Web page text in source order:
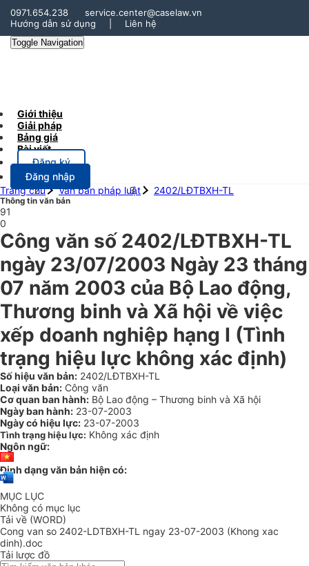
0971.654.238
service.center@caselaw.vn
Hướng dẫn sử dụng
Liên hệ
Toggle Navigation
Giới thiệu
Giải pháp
Bảng giá
Bài viết
Đăng ký
Đăng nhập
Trang chủ
Văn bản pháp luật 2402/LĐTBXH-TL
Thông tin văn bản
91
0
Công văn số 2402/LĐTBXH-TL
ngày 23/07/2003 Ngày 23 tháng
07 năm 2003 của Bộ Lao động,
Thương binh và Xã hội về việc
xếp doanh nghiệp hạng I (Tình
trạng hiệu lực không xác định)
Số hiệu văn bản: 2402/LĐTBXH-TL
Loại văn bản: Công văn
Cơ quan ban hành: Bộ Lao động – Thương binh và Xã hội
Ngày ban hành: 23-07-2003
Ngày có hiệu lực: 23-07-2003
Tình trạng hiệu lực: Không xác định
Ngôn ngữ:
Định dạng văn bản hiện có:
MỤC LỤC
Không có mục lục
Tải về (WORD)
Cong van so 2402-LDTBXH-TL ngay 23-07-2003 (Khong xac
dinh).doc
Tải lược đồ